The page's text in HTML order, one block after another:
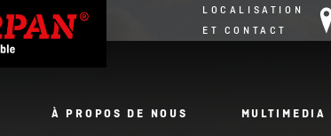
LOCALISATION
ET CONTACT
À PROPOS DE NOUS MULTIMEDIA